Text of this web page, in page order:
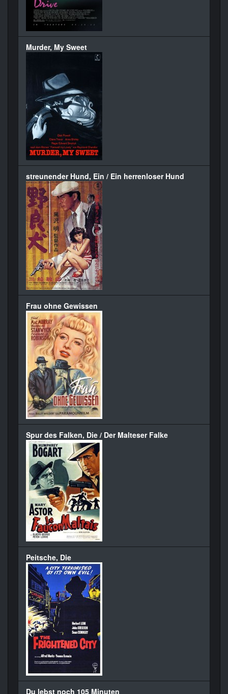
Murder, My Sweet
streunender Hund, Ein / Ein herrenloser Hund
Frau ohne Gewissen
Spur des Falken, Die / Der Malteser Falke
Peitsche, Die
Du lebst noch 105 Minuten